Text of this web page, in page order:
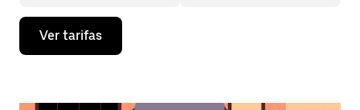
Presiona
flecha
Ver tarifas